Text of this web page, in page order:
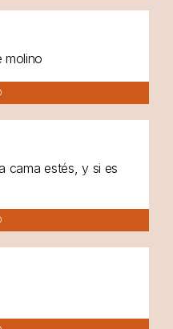
molino
cama estés, y si es